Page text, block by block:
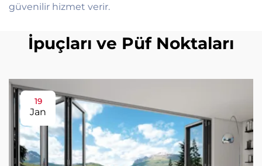
güvenilir hizmet verir.
İpuçları ve Püf Noktaları
19
Jan